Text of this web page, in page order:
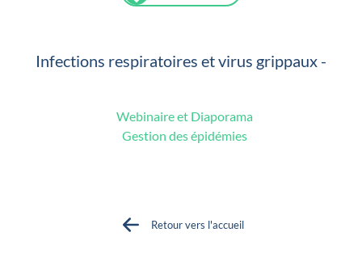
Infections respiratoires et virus grippaux -
Webinaire et Diaporama
Gestion des épidémies
Retour vers l'accueil